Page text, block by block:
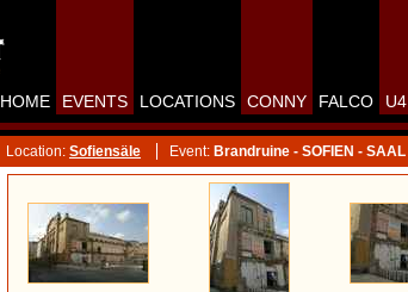
HOME EVENTS LOCATIONS CONNY FALCO U4
Location: Sofiensäle Event: Brandruine - SOFIEN - SAAL